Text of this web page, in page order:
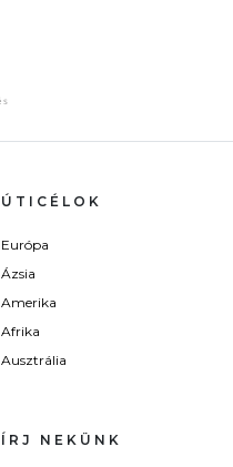
ÚTICÉLOK
Európa
Ázsia
Amerika
Afrika
Ausztrália
ÍRJ NEKÜNK